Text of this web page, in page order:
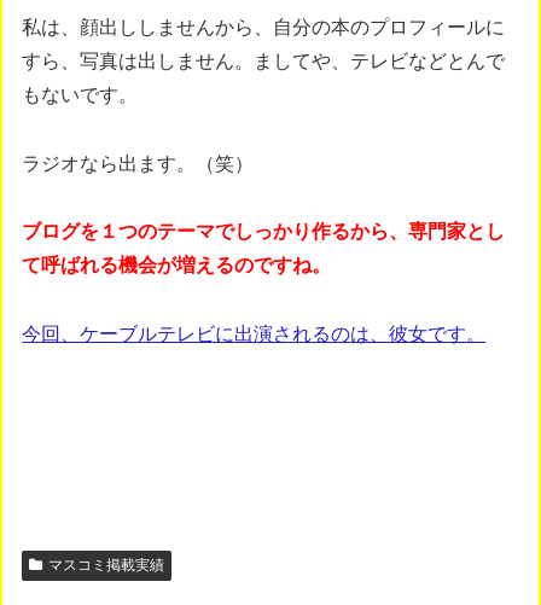
私は、顔出ししませんから、自分の本のプロフィールに
すら、写真は出しません。ましてや、テレビなどとんで
もないです。
ラジオなら出ます。（笑）
ブログを１つのテーマでしっかり作るから、専門家とし
て呼ばれる機会が増えるのですね。
今回、ケーブルテレビに出演されるのは、彼女です。
マスコミ掲載実績